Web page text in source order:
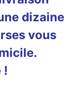
dizaine
vous
!